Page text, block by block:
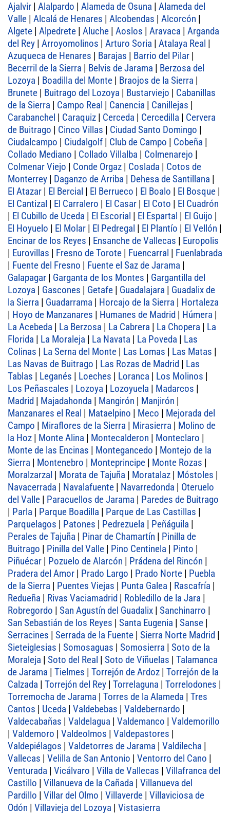
Ajalvir | Alalpardo | Alameda de Osuna | Alameda del
Valle | Alcalá de Henares | Alcobendas | Alcorcón |
Algete | Alpedrete | Aluche | Aoslos | Aravaca | Arganda
del Rey | Arroyomolinos | Arturo Soria | Atalaya Real |
Azuqueca de Henares | Barajas | Barrio del Pilar |
Becerril de la Sierra | Belvis de Jarama | Berzosa del
Lozoya | Boadilla del Monte | Braojos de la Sierra |
Brunete | Buitrago del Lozoya | Bustarviejo | Cabanillas
de la Sierra | Campo Real | Canencia | Canillejas |
Carabanchel | Caraquiz | Cerceda | Cercedilla | Cervera
de Buitrago | Cinco Villas | Ciudad Santo Domingo |
Ciudalcampo | Ciudalgolf | Club de Campo | Cobeña |
Collado Mediano | Collado Villalba | Colmenarejo |
Colmenar Viejo | Conde Orgaz | Coslada | Cotos de
Monterrey | Daganzo de Arriba | Dehesa de Santillana |
El Atazar | El Bercial | El Berrueco | El Boalo | El Bosque |
El Cantizal | El Carralero | El Casar | El Coto | El Cuadrón
| El Cubillo de Uceda | El Escorial | El Espartal | El Guijo |
El Hoyuelo | El Molar | El Pedregal | El Plantío | El Vellón |
Encinar de los Reyes | Ensanche de Vallecas | Europolis
| Eurovillas | Fresno de Torote | Fuencarral | Fuenlabrada
| Fuente del Fresno | Fuente el Saz de Jarama |
Galapagar | Garganta de los Montes | Gargantilla del
Lozoya | Gascones | Getafe | Guadalajara | Guadalix de
la Sierra | Guadarrama | Horcajo de la Sierra | Hortaleza
| Hoyo de Manzanares | Humanes de Madrid | Húmera |
La Acebeda | La Berzosa | La Cabrera | La Chopera | La
Florida | La Moraleja | La Navata | La Poveda | Las
Colinas | La Serna del Monte | Las Lomas | Las Matas |
Las Navas de Buitrago | Las Rozas de Madrid | Las
Tablas | Leganés | Loeches | Loranca | Los Molinos |
Los Peñascales | Lozoya | Lozoyuela | Madarcos |
Madrid | Majadahonda | Mangirón | Manjirón |
Manzanares el Real | Mataelpino | Meco | Mejorada del
Campo | Miraflores de la Sierra | Mirasierra | Molino de
la Hoz | Monte Alina | Montecalderon | Monteclaro |
Monte de las Encinas | Montegancedo | Montejo de la
Sierra | Montenebro | Monteprincipe | Monte Rozas |
Moralzarzal | Morata de Tajuña | Moratalaz | Móstoles |
Navacerrada | Navalafuente | Navarredonda | Oteruelo
del Valle | Paracuellos de Jarama | Paredes de Buitrago
| Parla | Parque Boadilla | Parque de Las Castillas |
Parquelagos | Patones | Pedrezuela | Peñáguila |
Perales de Tajuña | Pinar de Chamartín | Pinilla de
Buitrago | Pinilla del Valle | Pino Centinela | Pinto |
Piñuécar | Pozuelo de Alarcón | Prádena del Rincón |
Pradera del Amor | Prado Largo | Prado Norte | Puebla
de la Sierra | Puentes Viejas | Punta Galea | Rascafría |
Redueña | Rivas Vaciamadrid | Robledillo de la Jara |
Robregordo | San Agustín del Guadalix | Sanchinarro |
San Sebastián de los Reyes | Santa Eugenia | Sanse |
Serracines | Serrada de la Fuente | Sierra Norte Madrid |
Sieteiglesias | Somosaguas | Somosierra | Soto de la
Moraleja | Soto del Real | Soto de Viñuelas | Talamanca
de Jarama | Tielmes | Torrejón de Ardoz | Torrejón de la
Calzada | Torrejón del Rey | Torrelaguna | Torrelodones |
Torremocha de Jarama | Torres de la Alameda | Tres
Cantos | Uceda | Valdebebas | Valdebernardo |
Valdecabañas | Valdelagua | Valdemanco | Valdemorillo
| Valdemoro | Valdeolmos | Valdepastores |
Valdepiélagos | Valdetorres de Jarama | Valdilecha |
Vallecas | Velilla de San Antonio | Ventorro del Cano |
Venturada | Vicálvaro | Villa de Vallecas | Villafranca del
Castillo | Villanueva de la Cañada | Villanueva del
Pardillo | Villar del Olmo | Villaverde | Villaviciosa de
Odón | Villavieja del Lozoya | Vistasierra